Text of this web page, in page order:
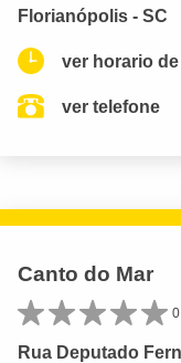
Florianópolis - SC
ver horario
ver telefone
Canto do Mar
0
Rua Deputado